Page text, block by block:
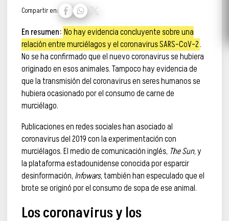
Compartir en:
En resumen: No hay evidencia concluyente sobre una
relación entre murciélagos y el coronavirus SARS-CoV-2.
No se ha confirmado que el nuevo coronavirus se hubiera
originado en esos animales. Tampoco hay evidencia de
que la transmisión del coronavirus en seres humanos se
hubiera ocasionado por el consumo de carne de
murciélago.
Publicaciones en redes sociales han asociado al
coronavirus del 2019 con la experimentación con
murciélagos. El medio de comunicación inglés, The Sun, y
la plataforma estadounidense conocida por esparcir
desinformación, Infowars, también han especulado que el
brote se originó por el consumo de sopa de ese animal.
Los coronavirus y los